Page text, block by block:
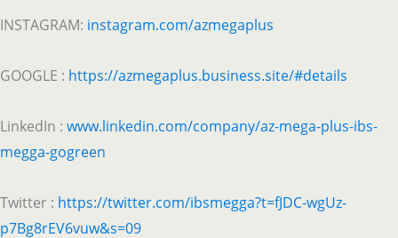
INSTAGRAM: instagram.com/azmegaplus
GOOGLE : https://azmegaplus.business.site/#details
LinkedIn : www.linkedin.com/company/az-mega-plus-ibs-
megga-gogreen
Twitter : https://twitter.com/ibsmegga?t=fJDC-wgUz-
p7Bg8rEV6vuw&s=09